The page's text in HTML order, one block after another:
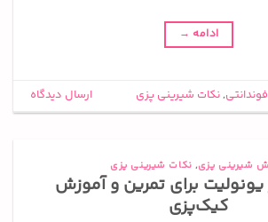
ادامه →
,نکات شیرینی پزی ارسال دیدگاه
شیرینی پزی, نکات شیرینی پزی
یونولیت برای تمرین و آموزش
کیک‌پزی